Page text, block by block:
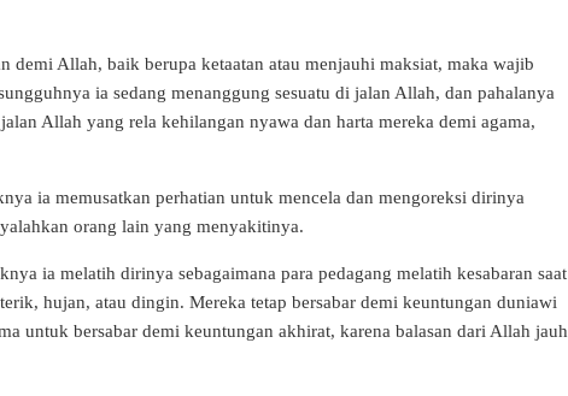
demi Allah, baik berupa ketaatan atau menjauhi maksiat, maka wajib
ia sedang menanggung sesuatu di jalan Allah, dan pahalanya
Allah yang rela kehilangan nyawa dan harta mereka demi agama,
ia memusatkan perhatian untuk mencela dan mengoreksi dirinya
orang lain yang menyakitinya.
ia melatih dirinya sebagaimana para pedagang melatih kesabaran saat
hujan, atau dingin. Mereka tetap bersabar demi keuntungan duniawi
untuk bersabar demi keuntungan akhirat, karena balasan dari Allah jauh